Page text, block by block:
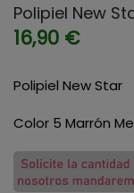
Polipiel New
16,90 €
Polipiel New Star
Color 5 Marrón